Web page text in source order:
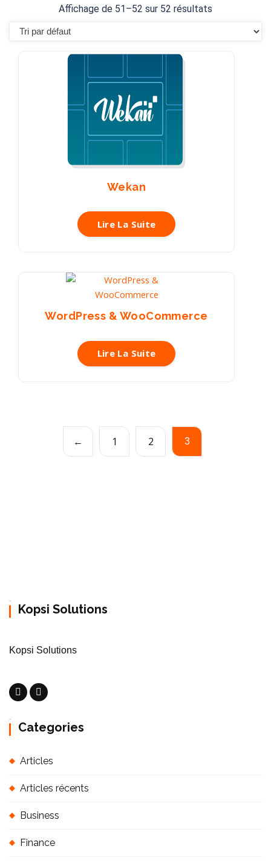
Affichage de 51–52 sur 52 résultats
Wekan
Lire La Suite
WordPress & WooCommerce
Lire La Suite
← 1 2 3
Kopsi Solutions
Kopsi Solutions
Categories
Articles
Articles récents
Business
Finance